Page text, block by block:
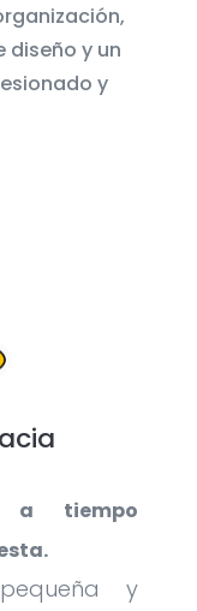
diseño y un
y
a tiempo
y